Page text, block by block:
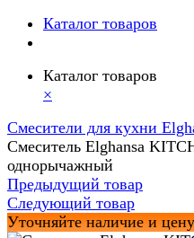
Каталог товаров
Каталог товаров
×
Смесители для кухни
Смеситель Elghansa
однорычажный
Предыдущий товар
Следующий товар
Уточняйте наличие и